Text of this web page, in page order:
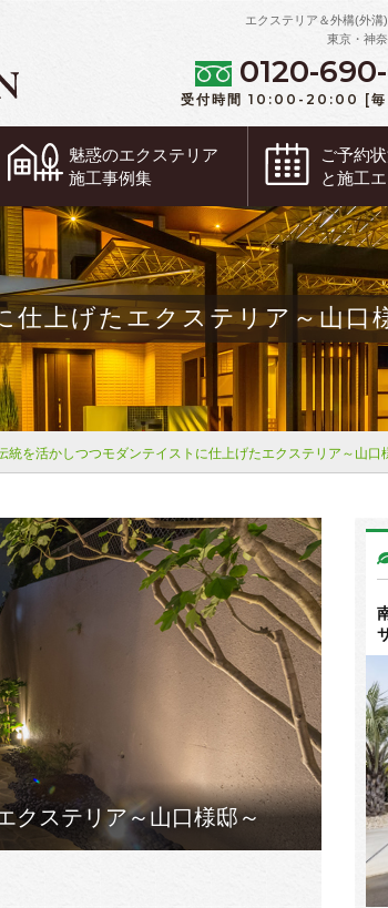
エクステリア＆外構(外
東京・神
0120-
受付時間 10:00-20:00 [毎
魅惑のエクステリア
施工事例集
ご予約
と施工
上げたエクステリア～山口
統を活かしつつモダンテイストに仕上げたエクステリア～山口
クステリア～山口様邸～